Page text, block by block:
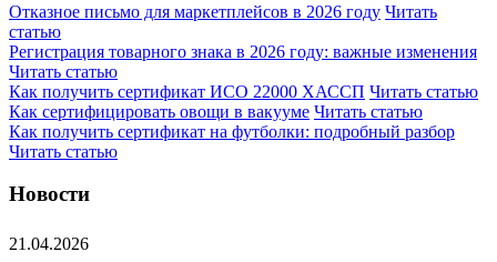
Отказное письмо для маркетплейсов в 2026 году Читать
статью
Регистрация товарного знака в 2026 году: важные изменения
Читать статью
Как получить сертификат ИСО 22000 ХАССП Читать статью
Как сертифицировать овощи в вакууме Читать статью
Как получить сертификат на футболки: подробный разбор
Читать статью
Новости
21.04.2026